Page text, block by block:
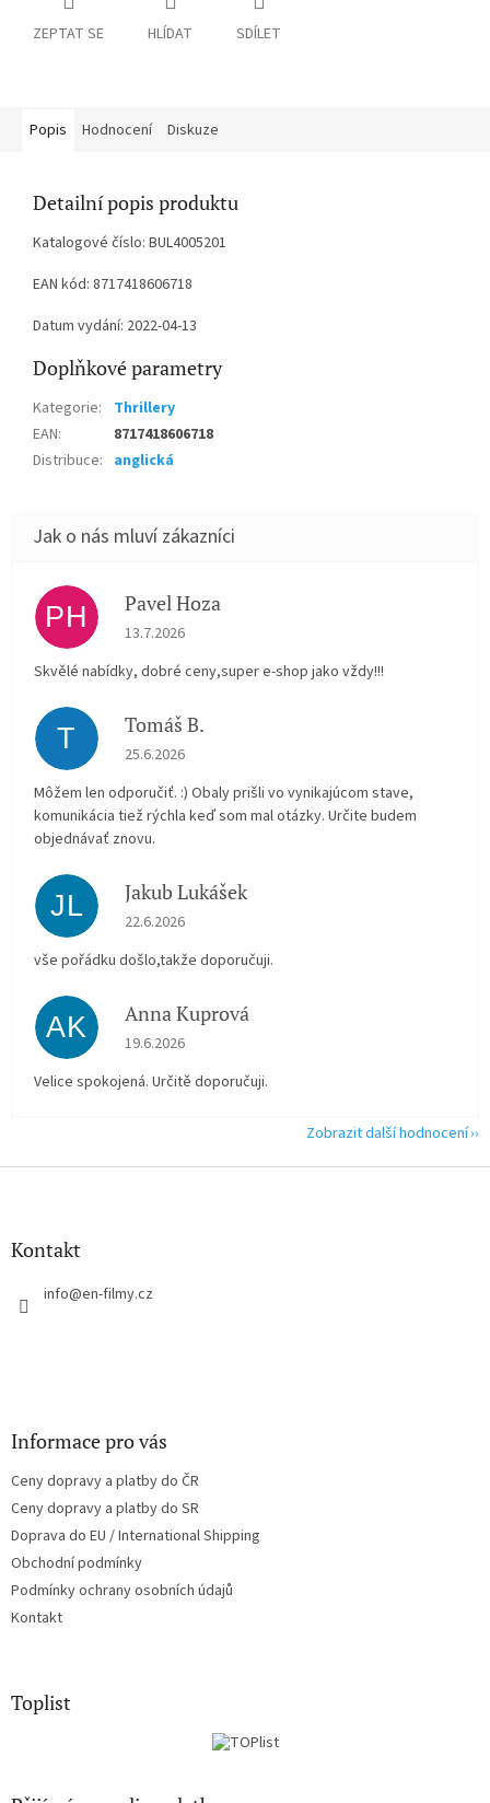
ZEPTAT SE HLÍDAT SDÍLET
Popis Hodnocení Diskuze
Detailní popis produktu
Katalogové číslo: BUL4005201
EAN kód: 8717418606718
Datum vydání: 2022-04-13
Doplňkové parametry
Kategorie:
Thrillery
EAN:
8717418606718
Distribuce: anglická
PH Pavel Hoza
Hodnocení obchodu je 5 z 5 hvězdiček.
13.7.2026
Skvělé nabídky, dobré ceny,super e-shop jako vždy!!!
T Tomáš B.
Hodnocení obchodu je 5 z 5 hvězdiček.
25.6.2026
Môžem len odporučiť. :) Obaly prišli vo vynikajúcom stave,
komunikácia tiež rýchla keď som mal otázky. Určite budem
objednávať znovu.
JL Jakub Lukášek
Hodnocení obchodu je 5 z 5 hvězdiček.
22.6.2026
vše pořádku došlo,takže doporučuji.
AK Anna Kuprová
Hodnocení obchodu je 5 z 5 hvězdiček.
19.6.2026
Velice spokojená. Určitě doporučuji.
Zobrazit další hodnocení
Z
Kontakt
info@en-filmy.cz
Informace pro vás
Ceny dopravy a platby do ČR
Ceny dopravy a platby do SR
Doprava do EU / International Shipping
Obchodní podmínky
Podmínky ochrany osobních údajů
Kontakt
Toplist